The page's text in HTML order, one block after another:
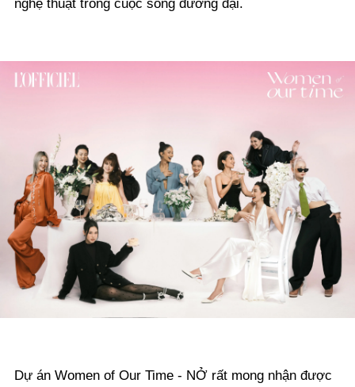
nghệ thuật trong cuộc sống đương đại.
Dự án Women of Our Time - NỞ rất mong nhận được